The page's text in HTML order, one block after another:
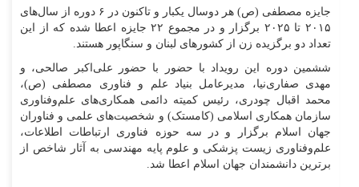
جایزه مصطفی (ص) هر دوسال یکبار و تاکنون در ۶ دوره از سال‌های
۲۰۱۵ تا ۲۰۲۵ برگزار و در مجموع ۲۲ جایزه اعطا شده که از این
تعداد دو برگزیده زن از کشور‌های لبنان و سنگاپور هستند.
ششمین دوره این رویداد با حضور با حضور علی‌اکبر صالحی، و
مهدی صفاری‌نیا، مدیرعامل بنیاد علم و فناوری مصطفی (ص)،
محمد اقبال چودری، رئیس کمیته دائمی همکاری‌های علم‌وفناوری
سازمان همکاری اسلامی (کامستک) و شخصیت‌های علمی و فناوران
جهان اسلام برگزار و در سه حوزه فناوری ارتباطات اطلاعات،
علم‌وفناوری زیست پزشکی و علوم پایه مهندسی به آثار شاخص از
برترین دانشمندان جهان اسلام اعطا شد.